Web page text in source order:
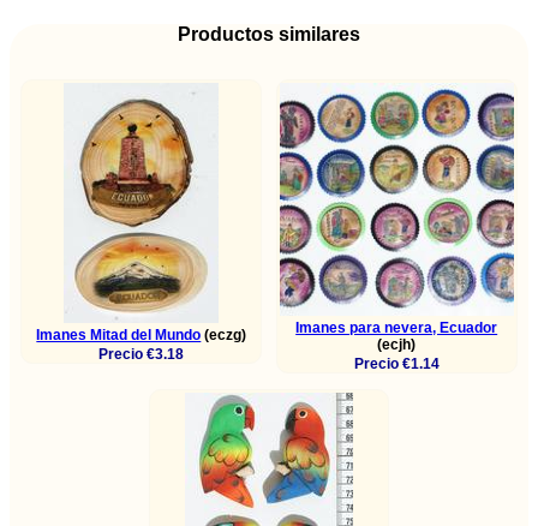
Productos similares
Imanes Mitad del Mundo (eczg)
Precio €3.18
Imanes para nevera, Ecuador
(ecjh)
Precio €1.14